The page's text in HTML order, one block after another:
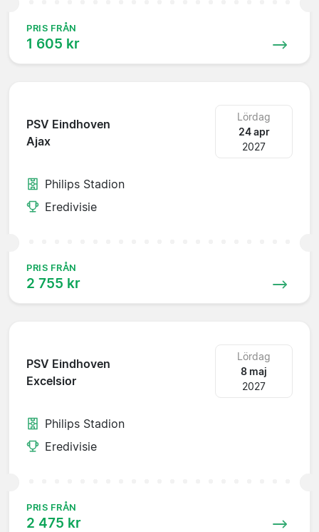
PRIS FRÅN
1 605 kr
PSV Eindhoven
Ajax
Lördag
24 apr
2027
Philips Stadion
Eredivisie
PRIS FRÅN
2 755 kr
PSV Eindhoven
Excelsior
Lördag
8 maj
2027
Philips Stadion
Eredivisie
PRIS FRÅN
2 475 kr